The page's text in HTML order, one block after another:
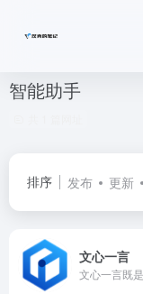
智能助手
排序 发布 更新
文心一言